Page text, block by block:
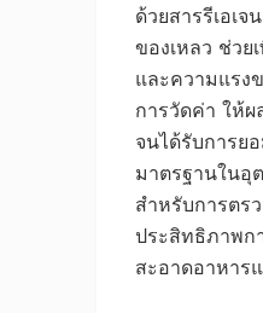
ด้วยสารรีเอเ
ของเหลว ช่วย
และความแร
การวัดค่า ให้
จนได้รับการย
มาตรฐานในอุ
สำหรับการตร
ประสิทธิภาพก
สะอาดอาหาร